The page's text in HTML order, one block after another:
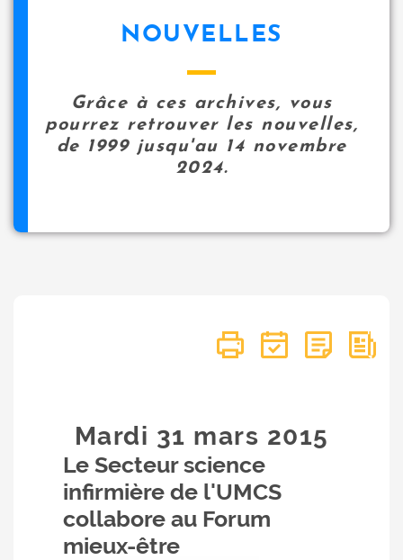
NOUVELLES
Grâce à ces archives, vous
pourrez retrouver les nouvelles,
de 1999 jusqu'au 14 novembre
2024.
Mardi 31 mars 2015
Le Secteur science
infirmière de l'UMCS
collabore au Forum
mieux-être